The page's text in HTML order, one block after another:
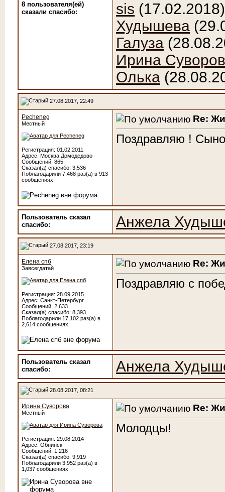
8 пользователя(ей)
сказали cпасибо:
sis
Худышева
Галуза
Ирина
Олька
27.08.2017, 22:49
Pecheneg
Местный
Регистрация: 01.02.2011
Адрес: Москва,Домодедово
Сообщений: 865
Сказал(а) спасибо: 3,536
Поблагодарили 7,468 раз(а) в 913
сообщениях
Re:
Поздравляю !
Пользователь сказал
cпасибо:
Анжела
27.08.2017, 23:19
Елена спб
Завсегдатай
Регистрация: 28.09.2015
Адрес: Санкт-Петербург
Сообщений: 2,633
Сказал(а) спасибо: 8,393
Поблагодарили 17,102 раз(а) в
2,614 сообщениях
Re:
Поздравляю с
Пользователь сказал
cпасибо:
Анжела
28.08.2017, 08:21
Ирина Суворова
Местный
Регистрация: 29.08.2014
Адрес: Обнинск
Сообщений: 1,216
Сказал(а) спасибо: 9,919
Поблагодарили 3,952 раз(а) в
1,037 сообщениях
Re:
Молодцы!